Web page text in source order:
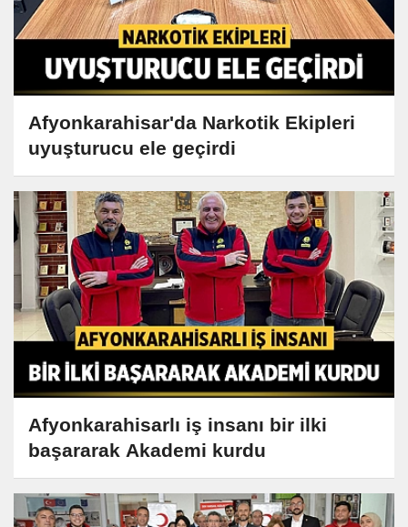
Afyonkarahisar'da Narkotik Ekipleri
uyuşturucu ele geçirdi
Afyonkarahisarlı iş insanı bir ilki
başararak Akademi kurdu